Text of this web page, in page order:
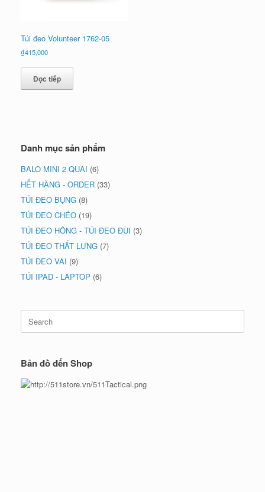
Túi đeo Volunteer 1762-05
₫415,000
Đọc tiếp
Danh mục sản phẩm
BALO MINI 2 QUAI (6)
HẾT HÀNG - ORDER (33)
TÚI ĐEO BỤNG (8)
TÚI ĐEO CHÉO (19)
TÚI ĐEO HÔNG - TÚI ĐEO ĐÙI (3)
TÚI ĐEO THẮT LƯNG (7)
TÚI ĐEO VAI (9)
TÚI IPAD - LAPTOP (6)
Search
for:
Bản đồ đến Shop